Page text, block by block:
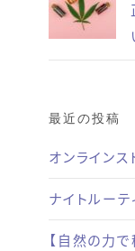
最近の投稿
オンライン
ナイトルー
【自然の力